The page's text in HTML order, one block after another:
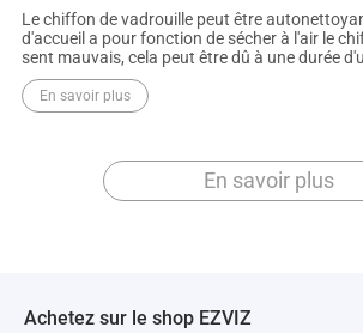
Le chiffon de vadrouille peut être
d'accueil a pour fonction de sécher à l'air le
sent mauvais, cela peut être dû à une durée
et il doit être remplacé par un nouveau chiffon
En savoir plus
En savoir plus
Achetez sur le shop EZVIZ